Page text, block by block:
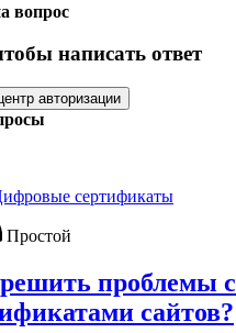
вопрос
написать ответ
авторизации
сертификаты
Простой
проблемы с
сайтов?